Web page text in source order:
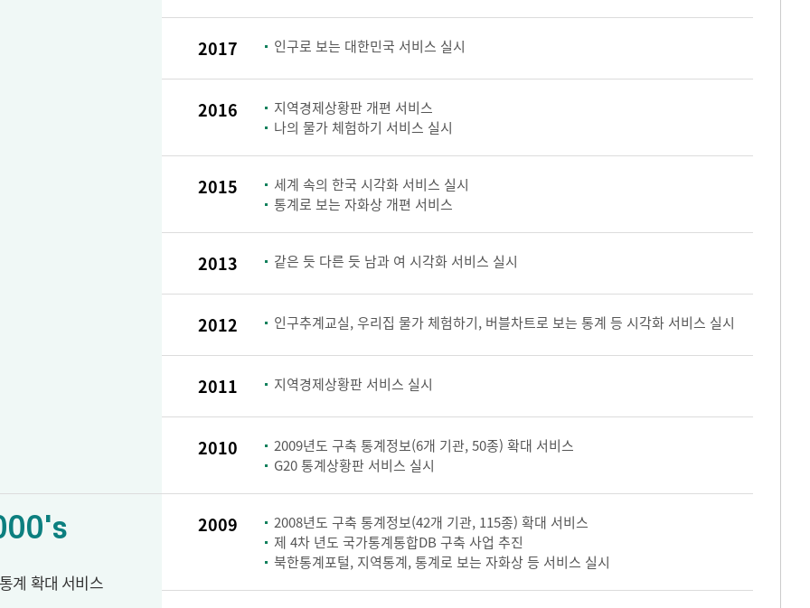
2017 인구로 보는 대한민국 서비스 실시
2016
지역경제상황판 개편 서비스
나의 물가 체험하기 서비스 실시
2015
세계 속의 한국 시각화 서비스 실시
통계로 보는 자화상 개편 서비스
2013 같은 듯 다른 듯 남과 여 시각화 서비스 실시
2012 인구추계교실, 우리집 물가 체험하기, 버블차트로 보는 통계 등 시각화 서비스 실시
2011 지역경제상황판 서비스 실시
2010
2009년도 구축 통계정보(6개 기관, 50종) 확대 서비스
G20 통계상황판 서비스 실시
계 확대 서비스
2009
2008년도 구축 통계정보(42개 기관, 115종) 확대 서비스
제 4차 년도 국가통계통합DB 구축 사업 추진
북한통계포털, 지역통계, 통계로 보는 자화상 등 서비스 실시